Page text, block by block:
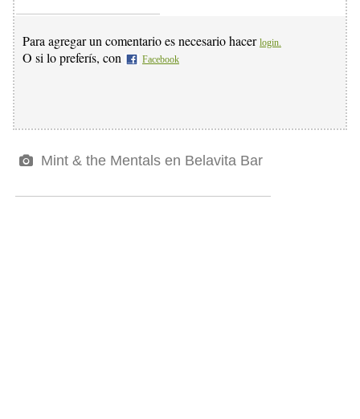
Para agregar un comentario es necesario hacer login.
O si lo preferís, con Facebook
Mint & the Mentals en Belavita Bar